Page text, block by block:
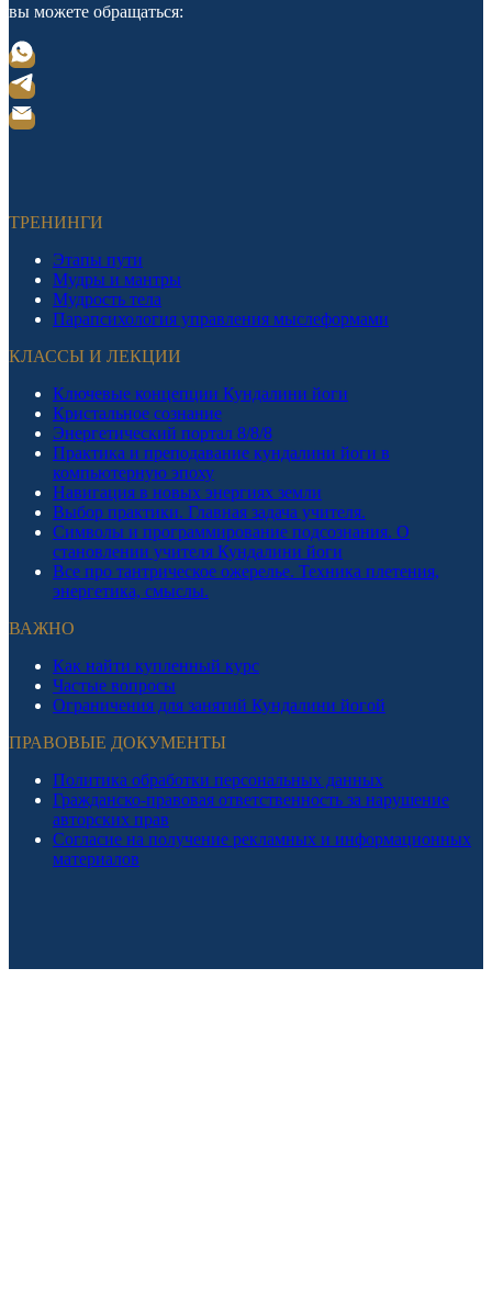
вы можете обращаться:
ТРЕНИНГИ
Этапы пути
Мудры и мантры
Мудрость тела
Парапсихология управления мыслеформами
КЛАССЫ И ЛЕКЦИИ
Ключевые концепции Кундалини йоги
Кристальное сознание
Энергетический портал 8/8/8
Практика и преподавание кундалини йоги в
компьютерную эпоху
Навигация в новых энергиях земли
Выбор практики. Главная задача учителя.
Символы и программирование подсознания. О
становлении учителя Кундалини йоги
Все про тантрическое ожерелье. Техника плетения,
энергетика, смыслы.
ВАЖНО
Как найти купленный курс
Частые вопросы
Ограничения для занятий Кундалини йогой
ПРАВОВЫЕ ДОКУМЕНТЫ
Политика обработки персональных данных
Гражданско-правовая ответственность за нарушение
авторских прав
Согласие на получение рекламных и информационных
материалов